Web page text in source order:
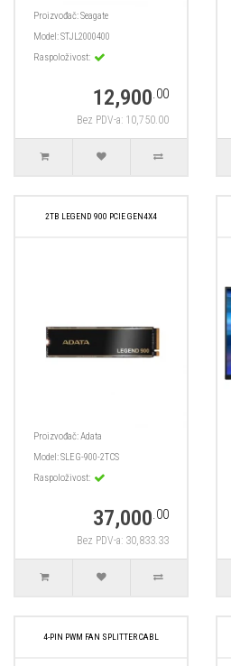
Proizvođač:Seagate
Model:STJL2000400
Raspoloživost:
12,900.00
Bez PDV-a: 10,750.00
2TB LEGEND 900 PCIE GEN4X4
Proizvođač:Adata
Model:SLEG-900-2TCS
Raspoloživost:
37,000.00
Bez PDV-a: 30,833.33
4-PIN PWM FAN SPLITTER CABL